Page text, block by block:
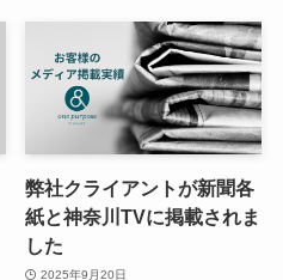
弊社クライアントが新聞各
紙と神奈川TVに掲載されま
した
2025年9月20日